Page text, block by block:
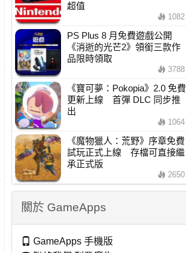
超值
1082
PS Plus 8 月免費遊戲公開
《消逝的光芒2》領銜三款作
品限時領取
3788
《寶可夢：Pokopia》2.0 免費
更新上線 首彈 DLC 同步推
出
1064
《魔物獵人：荒野》序章免費
試玩正式上線 存檔可直接繼
承正式版
2650
關於 GameApps
GameApps 手機版